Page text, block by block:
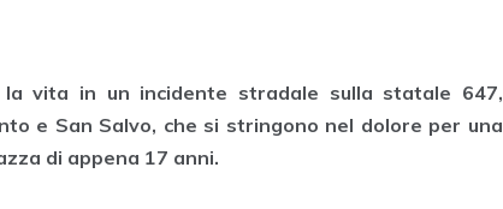
vita in un incidente stradale sulla statale 647,
e San Salvo, che si stringono nel dolore per una
di appena 17 anni.